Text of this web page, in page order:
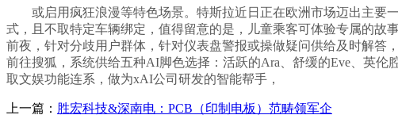
或启用疯狂浪漫等特色场景。特斯拉近日正在欧洲市场迈出主要
式，且不取特定车辆绑定，值得留意的是，儿童乘客可体验专属的故
前夜，针对分歧用户群体，针对仪表盘警报或操做疑问供给及时解答
前往搜狐，系统供给五种AI脚色选择：活跃的Ara、舒缓的Eve、英
取文娱功能连系，做为xAI公司研发的智能帮手，
上一篇： 胜宏科技&深南电：PCB（印制电板）范畴领军企